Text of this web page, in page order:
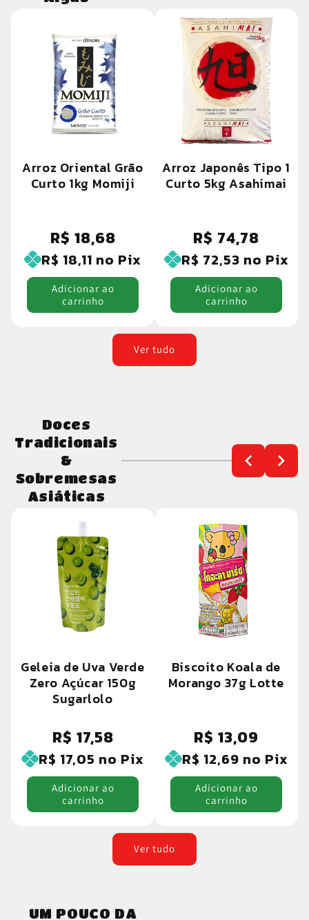
Arroz Oriental Grão
Curto 1kg Momiji
Preço
normal
R$ 18,68
R$ 18,11 no Pix
Adicionar ao
carrinho
Arroz Japonês Tipo 1
Curto 5kg Asahimai
Preço
normal
R$ 74,78
R$ 72,53 no Pix
Adicionar ao
carrinho
Ver tudo
Doces
Tradicionais
&
Sobremesas
Asiáticas
Geleia de Uva Verde
Zero Açúcar 150g
Sugarlolo
Preço
normal
R$ 17,58
R$ 17,05 no Pix
Adicionar ao
carrinho
Biscoito Koala de
Morango 37g Lotte
Preço
normal
R$ 13,09
R$ 12,69 no Pix
Adicionar ao
carrinho
Ver tudo
UM POUCO DA